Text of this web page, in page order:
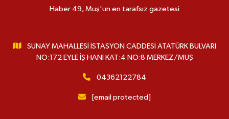
Haber 49, Muş'un en tarafsız gazetesi
SUNAY MAHALLESİ İSTASYON CADDESİ ATATÜRK BULVARI
NO:172 EYLE İŞ HANI KAT:4 NO:8 MERKEZ/MUŞ
04362122784
[email protected]